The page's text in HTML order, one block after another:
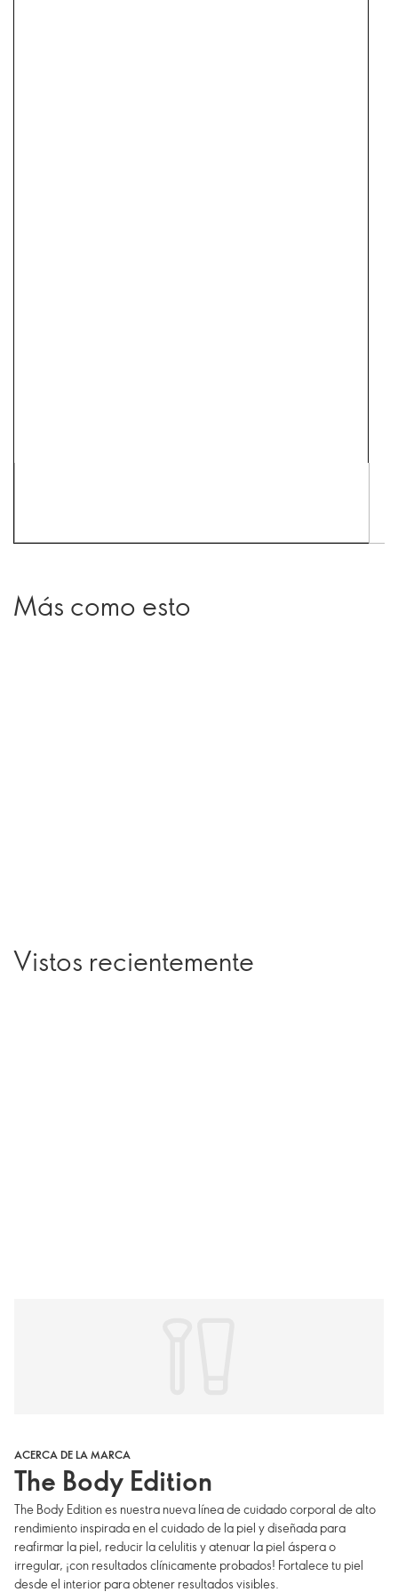
Más como esto
Vistos recientemente
ACERCA DE LA MARCA
The Body Edition
The Body Edition es nuestra nueva línea de cuidado corporal de alto
rendimiento inspirada en el cuidado de la piel y diseñada para
reafirmar la piel, reducir la celulitis y atenuar la piel áspera o
irregular, ¡con resultados clínicamente probados! Fortalece tu piel
desde el interior para obtener resultados visibles.